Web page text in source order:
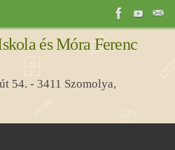
és Móra Ferenc
54. - 3411 Szomolya,